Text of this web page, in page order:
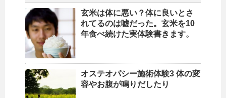
玄米は体に悪い？体に良いとさ
れてるのは嘘だった。玄米を10
年食べ続けた実体験書きます。
オステオパシー施術体験3 体の変
容やお腹が鳴りだしたり